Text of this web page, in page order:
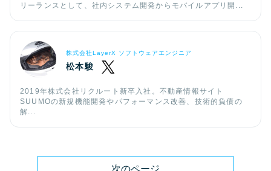
リーランスとして、社内システム開発からモバイルアプリ開...
株式会社LayerX ソフトウェアエンジニア
松本駿
2019年株式会社リクルート新卒入社。不動産情報サイト
SUUMOの新規機能開発やパフォーマンス改善、技術的負債の
解...
次のページ